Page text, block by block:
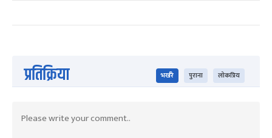
प्रतिक्रिया भर्खरै पुराना लोकप्रिय